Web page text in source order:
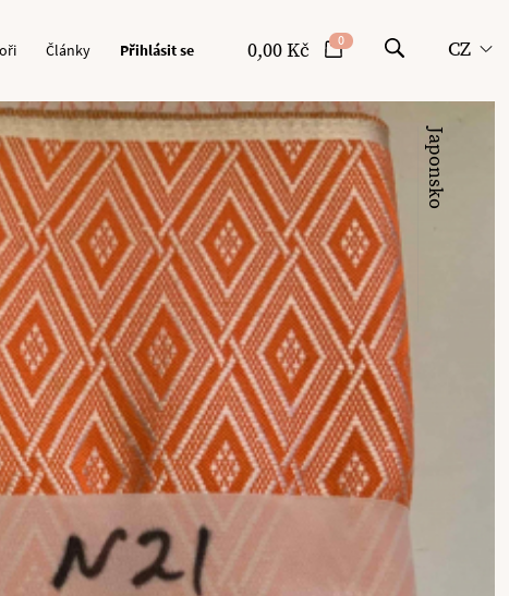
Články Přihlásit se 0,00 Kč 0 CZ
Japonsko